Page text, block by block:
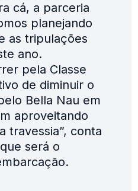
cá, a parceria
planejando
as tripulações
ano.
pela Classe
de diminuir o
Bella Nau em
aproveitando
travessia”, conta
será o